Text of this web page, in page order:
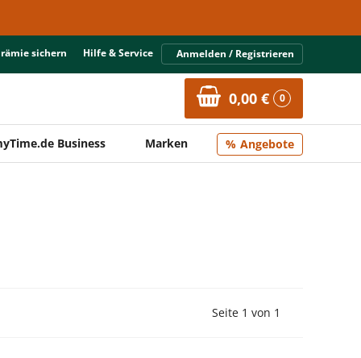
sichern Hilfe & Service Anmelden / Registrieren
0,00 € 0
Business Marken Angebote
Vorherige Seite
Seite 1 von 1